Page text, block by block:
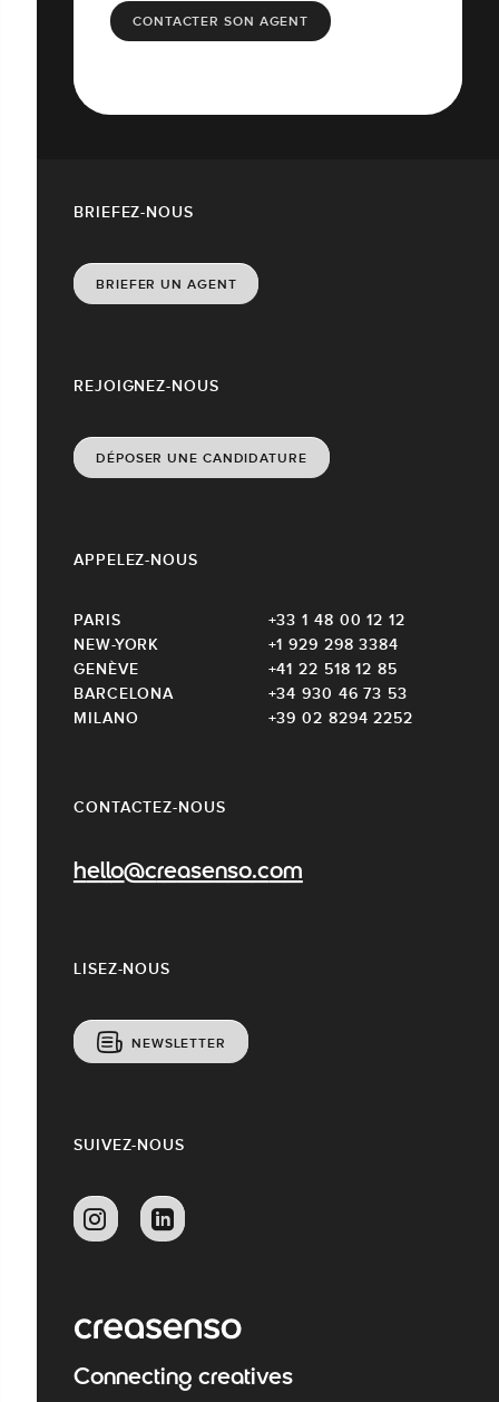
CONTACTER SON AGENT
CONTACTEZ-NOUS
hello@creasenso.com
REJOIGNEZ-NOUS
DÉPOSER UNE CANDIDATURE
LISEZ-NOUS
NEWSLETTER
APPELEZ-NOUS
PARIS
+33 1 48 00 12 12
NEW-YORK
+1 929 298 3384
GENÈVE
+41 22 518 12 85
BARCELONA
+34 930 46 73 53
MILANO
+39 02 8294 2252
BRIEFEZ-NOUS
BRIEFER UN AGENT
SUIVEZ-NOUS
Connecting creatives